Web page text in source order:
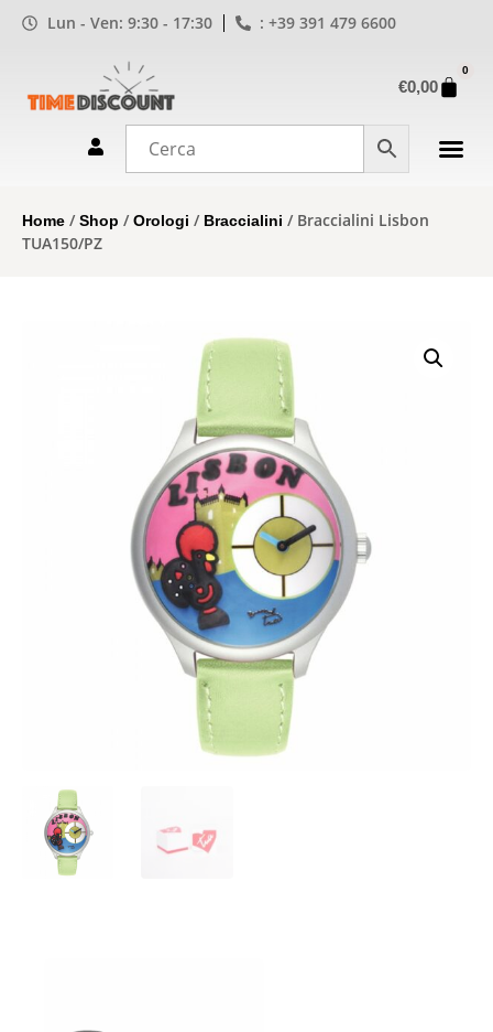
Lun - Ven: 9:30 - 17:30 : +39 391 479 6600
€0,00
0
Home /Shop /Orologi / Braccialini / Braccialini Lisbon
TUA150/PZ